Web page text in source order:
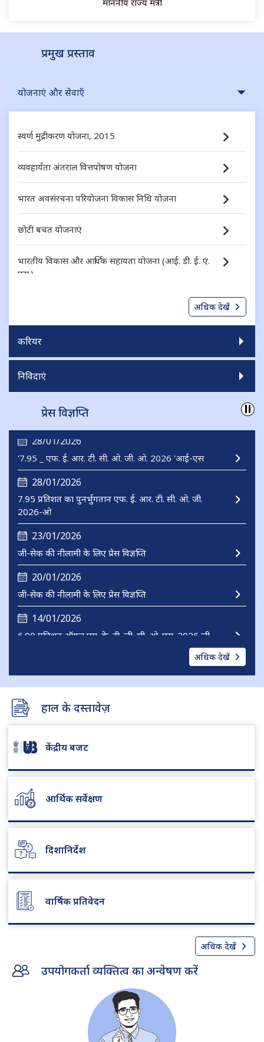
प्रमुख प्रस्ताव
योजनाएं और सेवाएँ
स्वर्ण मुद्रीकरण योजना, 2015
व्यवहार्यता अंतराल वित्तपोषण योजना
भारत अवसंरचना परियोजना विकास निधि योजना
छोटी बचत योजनाएं
भारतीय विकास और आर्थिक सहायता योजना (आई. डी. ई. ए.
एस.)
अधिक देखें
करियर
निविदाएं
प्रेस विज्ञप्ति
28/01/2026
7.95 प्रतिशत का पुनर्भुगतान एफ. ई. आर. टी. सी. ओ. जी.
2026-ओ
23/01/2026
जी-सेक की नीलामी के लिए प्रेस विज्ञप्ति
20/01/2026
जी-सेक की नीलामी के लिए प्रेस विज्ञप्ति
14/01/2026
6.90 प्रतिशत ऑयल एम. के. टी. जी. सी. ओ. एस. 2026 जी
28/01/2026
'7.95 _ एफ. ई. आर. टी. सी. ओ. जी. ओ. 2026 'आई-एस
अधिक देखें
हाल के दस्तावेज़
केंद्रीय बजट
आर्थिक सर्वेक्षण
दिशानिर्देश
वार्षिक प्रतिवेदन
अधिक देखें
उपयोगकर्ता व्यक्तित्व का अन्वेषण करें